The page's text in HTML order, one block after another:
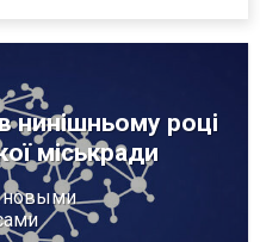
нинішньому році
міськради
новыми